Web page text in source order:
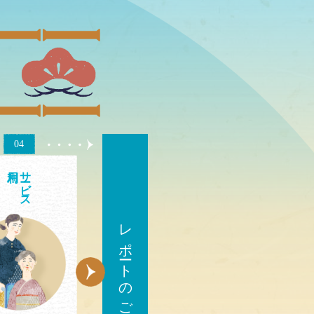
04
サ
ビス
レポートのご確認